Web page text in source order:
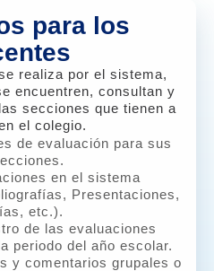
para los
realiza por el sistema,
encuentren, consultan y
secciones que tienen a
el colegio.
de evaluación para sus
.
en el sistema
Presentaciones,
etc.).
de las evaluaciones
periodo del año escolar.
y comentarios grupales o